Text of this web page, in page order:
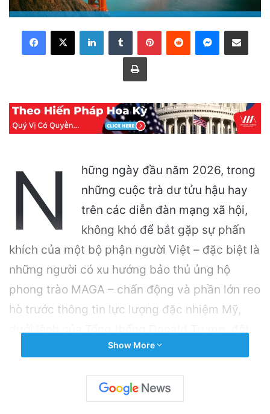
LinkedInTumblr PinterestReddit Messenger
Share via Email
Print
N
hững ngày đầu năm 2026, trong
những cuộc trà dư tửu hậu hay
trên các diễn đàn mạng xã hội,
không khó để bắt gặp sự phấn
khích của một bộ phận người Việt – đặc biệt là
những người có xu hướng bảo thủ ủng hộ
phong trào MAGA – chấn động và phần lớn reo
hò trước thông tin lực lượng đặc nhiệm Mỹ,
dưới lệnh của Tổng thống Donald Trump, đột
kích vào tận Caracas để “xích cổ” Nicolas
Related Articles
Show More